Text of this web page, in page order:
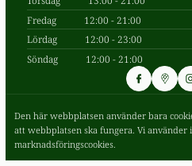
Fredag
12:00 - 21:00
Lördag
12:00 - 23:00
Söndag
12:00 - 21:00
© Romano's
Legalt
Den här webbplatsen använder bara
att webbplatsen ska fungera. Vi använder
marknadsföringscookies.